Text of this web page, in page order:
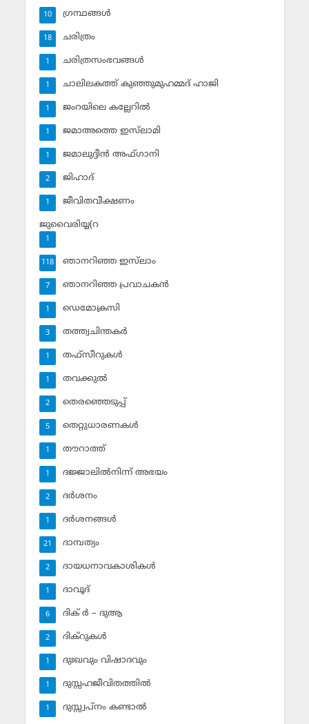
ഗ്രന്ഥങ്ങള്‍
10
ചരിത്രം
18
ചരിത്രസംഭവങ്ങള്‍
1
ചാലിലകത്ത് കുഞ്ഞുമുഹമ്മദ് ഹാജി
1
ജംറയിലെ കല്ലേറില്‍
1
ജമാഅത്തെ ഇസ്‌ലാമി
1
ജമാലുദ്ദീന്‍ അഫ്ഗാനി
1
ജിഹാദ്‌
2
ജീവിതവീക്ഷണം
1
ജുവൈരിയ്യ(റ
1
ഞാനറിഞ്ഞ ഇസ്‌ലാം
118
ഞാനറിഞ്ഞ പ്രവാചകന്‍
7
ഡെമോക്രസി
1
തത്ത്വചിന്തകര്‍
3
തഫ്‌സീറുകള്‍
1
തവക്കുല്‍
1
തെരഞ്ഞെടുപ്പ്
2
തെറ്റുധാരണകള്‍
5
തൗറാത്ത്
1
ദജ്ജാലില്‍നിന്ന് അഭയം
1
ദര്‍ശനം
2
ദര്‍ശനങ്ങള്‍
1
ദാമ്പത്യം
21
ദായധനാവകാശികള്‍
2
ദാവൂദ്‌
1
ദിക് ര്‍ – ദുആ
6
ദിക്‌റുകള്‍
2
ദുഃഖവും വിഷാദവും
1
ദുസ്സഹജീവിതത്തില്‍
1
ദുസ്സ്വപ്‌നം കണ്ടാല്‍
1